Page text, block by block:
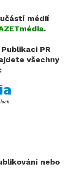
médií
.
PR
všechny
nebo